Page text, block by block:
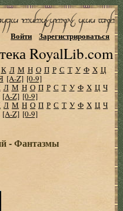
RoyalLib.com
Войти Зарегистрироваться
К Л М Н О П Р С Т У Ф Х Ц
[A-Z] [0-9]
Л М Н О П Р С Т У Ф Х Ц Ч
[A-Z] [0-9]
Л М Н О П Р С Т У Ф Х Ц Ч
[A-Z] [0-9]
- Фантазмы